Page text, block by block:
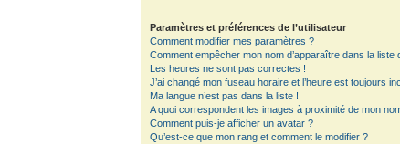
Paramètres et préférences de l’utilisateur
Comment modifier mes paramètres ?
Comment empêcher mon nom d’apparaître dans la
Les heures ne sont pas correctes !
J’ai changé mon fuseau horaire et l’heure est toujours
Ma langue n’est pas dans la liste !
A quoi correspondent les images à proximité de mon
Comment puis-je afficher un avatar ?
Qu’est-ce que mon rang et comment le modifier ?